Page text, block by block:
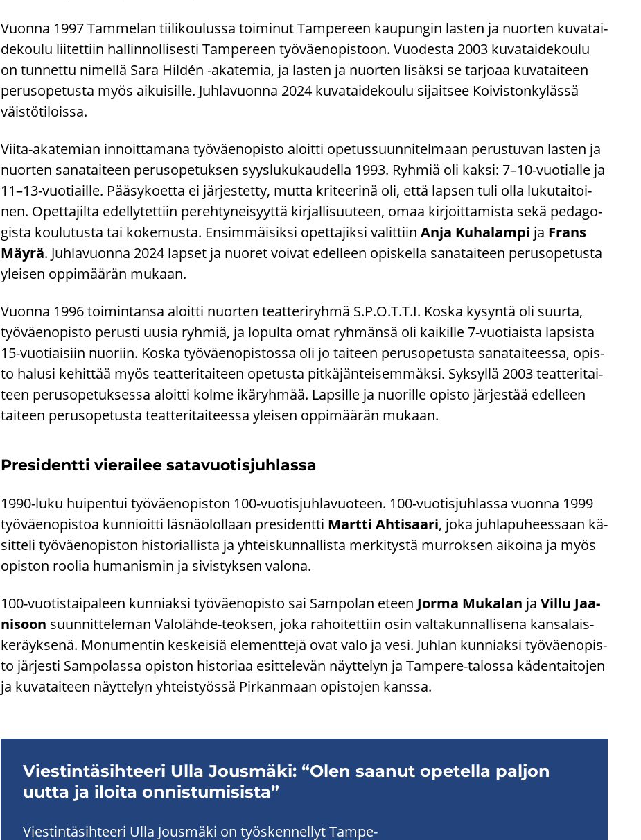
Vuon­na 1997 Tam­me­lan tii­li­kou­lus­sa toi­mi­nut Tam­pe­reen kau­pun­gin las­ten ja nuor­ten ku­va­tai­
de­kou­lu lii­tet­tiin hal­lin­nol­li­ses­ti Tam­pe­reen työ­väen­opis­toon. Vuo­des­ta 2003 ku­va­tai­de­kou­lu
on tun­net­tu ni­mel­lä Sara Hildén -​akatemia, ja las­ten ja nuor­ten li­säk­si se tar­jo­aa ku­va­tai­teen
pe­rus­o­pe­tus­ta myös ai­kui­sil­le. Juh­la­vuon­na 2024 ku­va­tai­de­kou­lu si­jait­see Koi­vis­ton­ky­läs­sä
väis­tö­ti­lois­sa.
Viita-​akatemian in­noit­ta­ma­na työ­väen­opis­to aloit­ti ope­tus­suun­ni­tel­maan pe­rus­tu­van las­ten ja
nuor­ten sa­na­tai­teen pe­rus­o­pe­tuk­sen syys­lu­ku­kau­del­la 1993. Ryh­miä oli kaksi: 7–10-​vuotialle ja
11–13-​vuotiaille. Pää­sy­koet­ta ei jär­jes­tet­ty, mutta kri­tee­ri­nä oli, että lap­sen tuli olla lu­ku­tai­toi­
nen. Opet­ta­jil­ta edel­ly­tet­tiin pe­reh­ty­nei­syyt­tä kir­jal­li­suu­teen, omaa kir­joit­ta­mis­ta sekä pe­da­go­
gis­ta kou­lu­tus­ta tai ko­ke­mus­ta. En­sim­mäi­sik­si opet­ta­jik­si va­lit­tiin Anja Ku­ha­lam­pi ja Frans
Mäyrä. Juh­la­vuon­na 2024 lap­set ja nuo­ret voi­vat edel­leen opis­kel­la sa­na­tai­teen pe­rus­o­pe­tus­ta
ylei­sen op­pi­mää­rän mu­kaan.
Vuon­na 1996 toi­min­tan­sa aloit­ti nuor­ten teat­te­ri­ryh­mä S.P.O.T.T.I. Koska ky­syn­tä oli suur­ta,
työ­väen­opis­to pe­rus­ti uusia ryh­miä, ja lo­pul­ta omat ryh­män­sä oli kai­kil­le 7-​vuotiaista lap­sis­ta
15-​vuotiaisiin nuo­riin. Koska työ­väen­opis­tos­sa oli jo tai­teen pe­rus­o­pe­tus­ta sa­na­tai­tees­sa, opis­
to ha­lusi ke­hit­tää myös teat­te­ri­tai­teen ope­tus­ta pit­kä­jän­tei­sem­mäk­si. Syk­syl­lä 2003 teat­te­ri­tai­
teen pe­rus­o­pe­tuk­ses­sa aloit­ti kolme ikä­ryh­mää. Lap­sil­le ja nuo­ril­le opis­to jär­jes­tää edel­leen
tai­teen pe­rus­o­pe­tus­ta teat­te­ri­tai­tees­sa ylei­sen op­pi­mää­rän mu­kaan.
Pre­si­dent­ti vie­rai­lee sa­ta­vuo­tis­juh­las­sa
1990-luku hui­pen­tui työ­väen­opis­ton 100-​vuotisjuhlavuoteen. 100-​vuotisjuhlassa vuon­na 1999
työ­väen­opis­toa kun­nioit­ti läs­nä­olol­laan pre­si­dent­ti Mart­ti Ah­ti­saa­ri, joka juh­la­pu­hees­saan kä­
sit­te­li työ­väen­opis­ton his­to­rial­lis­ta ja yh­teis­kun­nal­lis­ta mer­ki­tys­tä mur­rok­sen ai­koi­na ja myös
opis­ton roo­lia hu­ma­nis­min ja si­vis­tyk­sen va­lo­na.
100-​vuotistaipaleen kun­niak­si työ­väen­opis­to sai Sam­po­lan eteen Jorma Mu­ka­lan ja Villu Jaa­
ni­soon suun­nit­te­le­man Valolähde-​teoksen, joka ra­hoi­tet­tiin osin val­ta­kun­nal­li­se­na kan­sa­lais­
ke­räyk­se­nä. Mo­nu­men­tin kes­kei­siä ele­ment­te­jä ovat valo ja vesi. Juh­lan kun­niak­si työ­väen­opis­
to jär­jes­ti Sam­po­las­sa opis­ton his­to­ri­aa esit­te­le­vän näyt­te­lyn ja Tampere-​talossa kä­den­tai­to­jen
ja ku­va­tai­teen näyt­te­lyn yh­teis­työs­sä Pir­kan­maan opis­to­jen kans­sa.
Vies­tin­tä­sih­tee­ri Ulla Jous­mä­ki: “Olen saa­nut ope­tel­la pal­jon
uutta ja iloi­ta on­nis­tu­mi­sis­ta”
Vies­tin­tä­sih­tee­ri Ulla Jous­mä­ki on työs­ken­nel­lyt Tam­pe­